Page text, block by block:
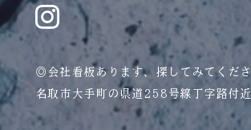
◎会社看板あります、探してみてくださ
名取市大手町の県道258号線丁字路付近